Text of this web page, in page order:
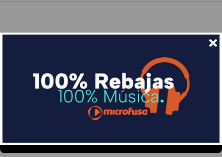
Financia tus compras con Sequra
Divide en 3 sin coste o hasta en 18 meses por una
pequeña cuota al mes con Sequra